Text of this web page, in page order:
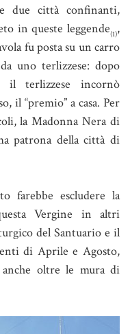
due città confinanti,
in queste leggende(1),
fu posta su un carro
uno terlizzese: dopo
il terlizzese incornò
il “premio” a casa. Per
la Madonna Nera di
patrona della città di
farebbe escludere la
Vergine in altri
del Santuario e il
di Aprile e Agosto,
oltre le mura di